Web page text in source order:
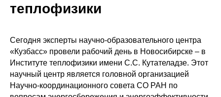
теплофизики
Сегодня эксперты научно-образовательного центра
«Кузбасс» провели рабочий день в Новосибирске – в
Институте теплофизики имени С.С. Кутателадзе. Этот
научный центр является головной организацией
Научно-координационного совета СО РАН по